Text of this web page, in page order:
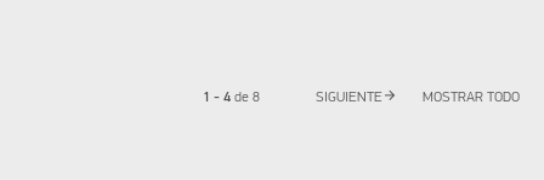
1 - 4 de8 SIGUIENTE arrow_forward MOSTRAR TODO